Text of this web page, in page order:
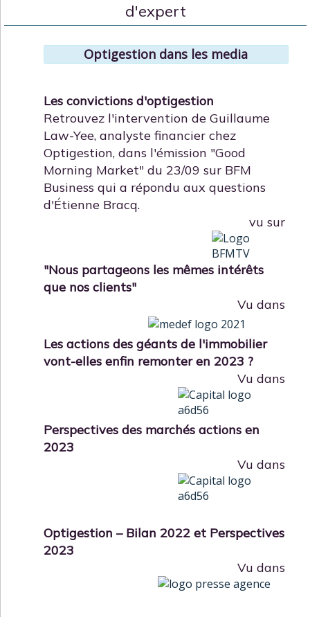
d'expert
Optigestion dans les media
Les convictions d'optigestion
Retrouvez l'intervention de Guillaume
Law-Yee, analyste financier chez
Optigestion, dans l'émission "Good
Morning Market" du 23/09 sur BFM
Business qui a répondu aux questions
d'Étienne Bracq.
vu sur
"Nous partageons les mêmes intérêts
que nos clients"
Vu dans
Les actions des géants de l'immobilier
vont-elles enfin remonter en 2023 ?
Vu dans
Perspectives des marchés actions en
2023
Vu dans
Optigestion – Bilan 2022 et Perspectives
2023
Vu dans